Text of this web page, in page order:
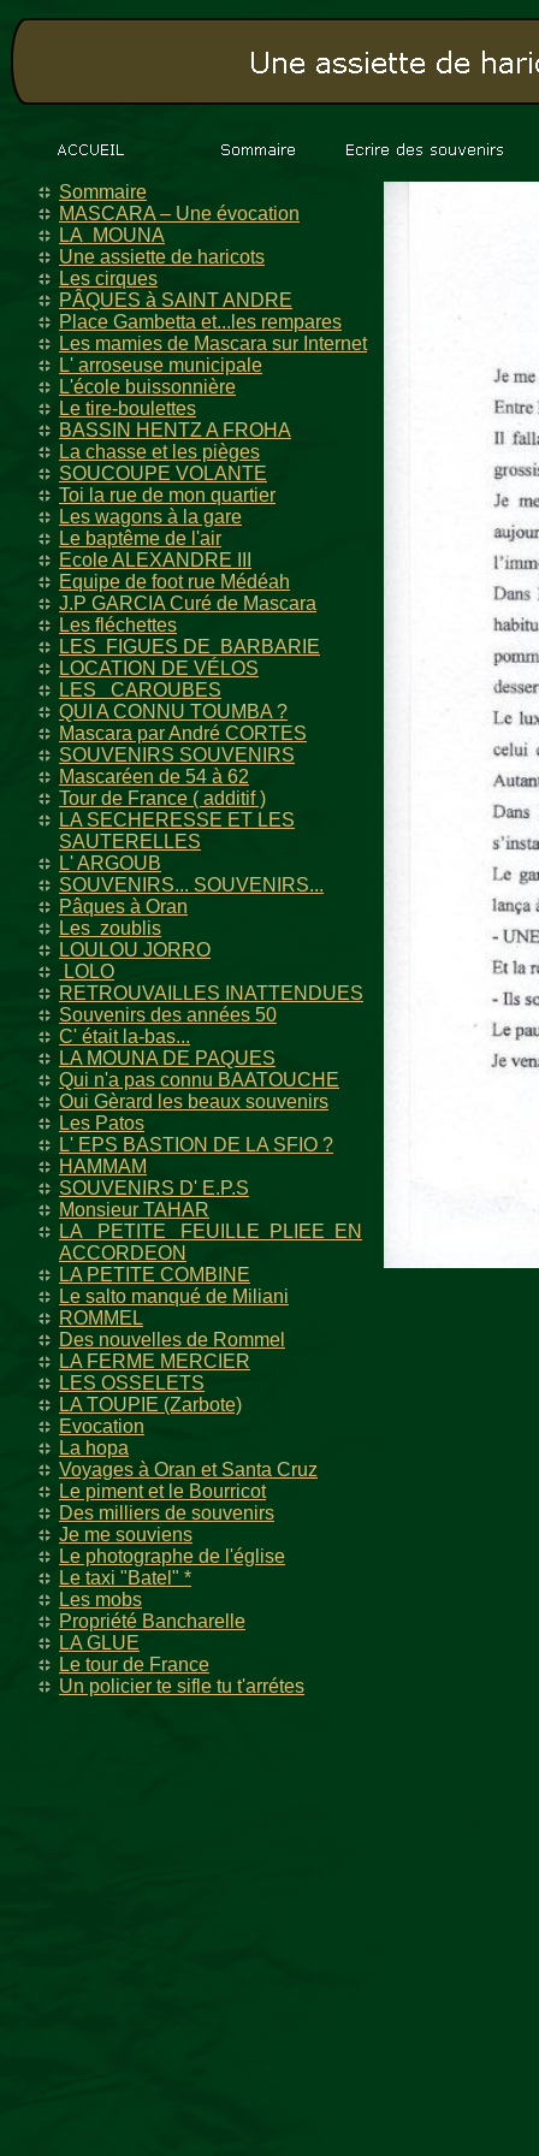
Sommaire
MASCARA – Une évocation
LA MOUNA
Une assiette de haricots
Les cirques
PÂQUES à SAINT ANDRE
Place Gambetta et...les rempares
Les mamies de Mascara sur Internet
L' arroseuse municipale
L'école buissonnière
Le tire-boulettes
BASSIN HENTZ A FROHA
La chasse et les pièges
SOUCOUPE VOLANTE
Toi la rue de mon quartier
Les wagons à la gare
Le baptême de l'air
Ecole ALEXANDRE III
Equipe de foot rue Médéah
J.P GARCIA Curé de Mascara
Les fléchettes
LES FIGUES DE BARBARIE
LOCATION DE VÉLOS
LES CAROUBES
QUI A CONNU TOUMBA ?
Mascara par André CORTES
SOUVENIRS SOUVENIRS
Mascaréen de 54 à 62
Tour de France ( additif )
LA SECHERESSE ET LES
SAUTERELLES
L' ARGOUB
SOUVENIRS... SOUVENIRS...
Pâques à Oran
Les zoublis
LOULOU JORRO
LOLO
RETROUVAILLES INATTENDUES
Souvenirs des années 50
C' était la-bas...
LA MOUNA DE PAQUES
Qui n'a pas connu BAATOUCHE
Oui Gèrard les beaux souvenirs
Les Patos
L' EPS BASTION DE LA SFIO ?
HAMMAM
SOUVENIRS D' E.P.S
Monsieur TAHAR
LA PETITE FEUILLE PLIEE EN
ACCORDEON
LA PETITE COMBINE
Le salto manqué de Miliani
ROMMEL
Des nouvelles de Rommel
LA FERME MERCIER
LES OSSELETS
LA TOUPIE (Zarbote)
Evocation
La hopa
Voyages à Oran et Santa Cruz
Le piment et le Bourricot
Des milliers de souvenirs
Je me souviens
Le photographe de l'église
Le taxi "Batel" *
Les mobs
Propriété Bancharelle
LA GLUE
Le tour de France
Un policier te sifle tu t'arrétes